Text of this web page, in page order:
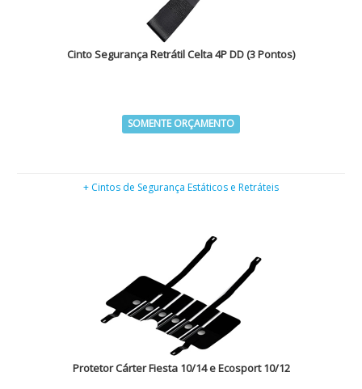
Cinto Segurança Retrátil Celta 4P DD (3 Pontos)
SOMENTE ORÇAMENTO
+ Cintos de Segurança Estáticos e Retráteis
Protetor Cárter Fiesta 10/14 e Ecosport 10/12